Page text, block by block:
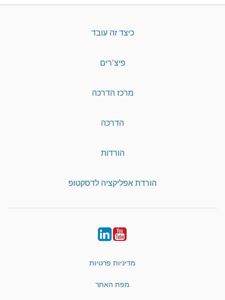
כיצד זה עובד
פיצ'רים
מרכז הדרכה
הדרכה
הורדות
הורדת אפליקציה לדסקטופ
YouTube
LinkedIn
מדיניות פרטיות
מפת האתר